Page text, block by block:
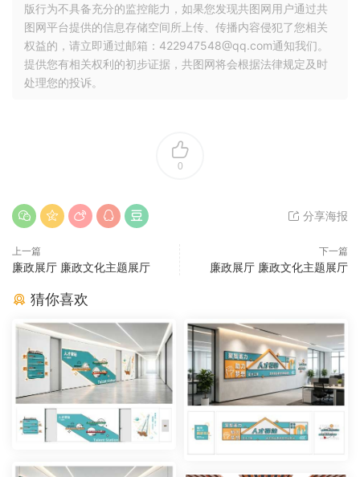
版行为不具备充分的监控能力，如果您发现共图网用户通过共
图网平台提供的信息存储空间所上传、传播内容侵犯了您相关
权益的，请立即通过邮箱：422947548@qq.com通知我们。
提供您有相关权利的初步证据，共图网将会根据法律规定及时
处理您的投诉。
0
分享海报
上一篇
廉政展厅 廉政文化主题展厅
下一篇
廉政展厅 廉政文化主题展厅
猜你喜欢